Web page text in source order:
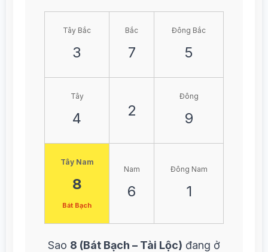
Tây Bắc
3
Bắc
7
Đông Bắc
5
Tây
4 2
Đông
9
Tây Nam
8
Bát Bạch
Nam
6
Đông Nam
1
Sao 8 (Bát Bạch – Tài Lộc) đang ở